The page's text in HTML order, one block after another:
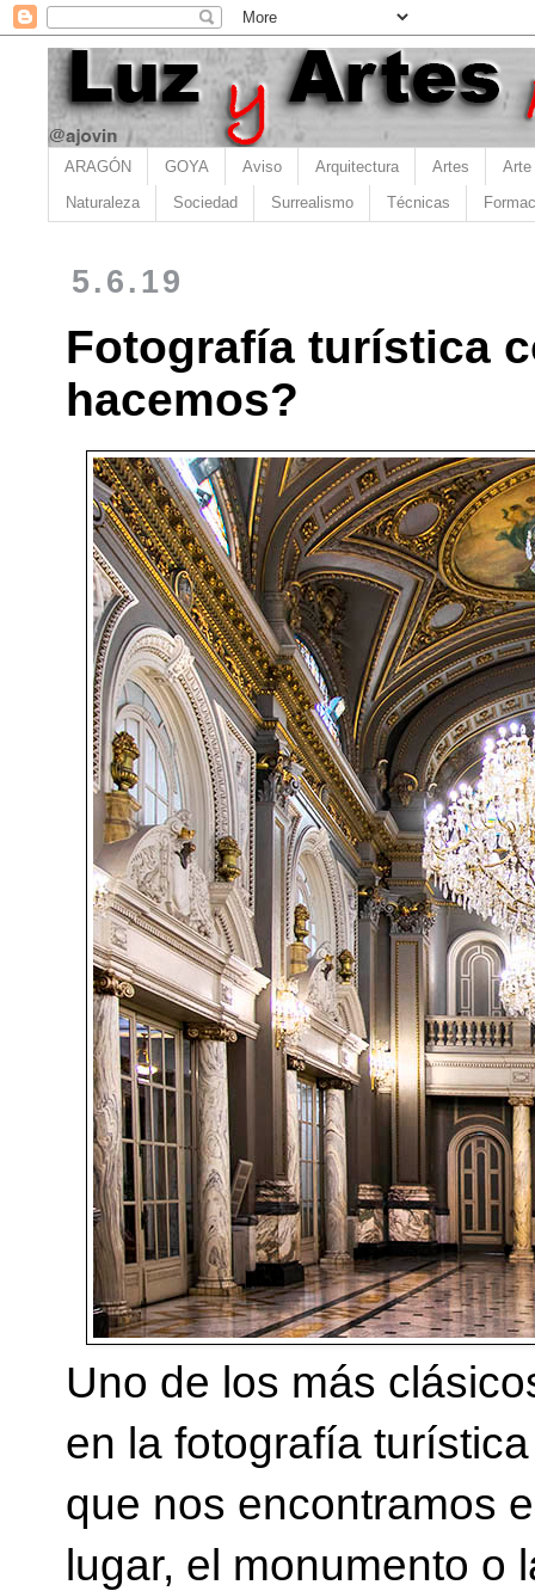
ARAGÓN GOYA Aviso Arquitectura Artes Arte
Naturaleza Sociedad Surrealismo Técnicas
5.6.19
Fotografía turística
hacemos?
Uno de los más
en la fotografía
que nos encontramos
lugar, el monumento